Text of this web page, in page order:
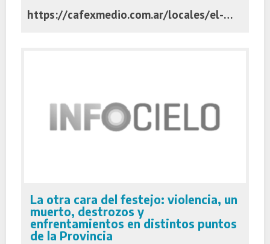
https://cafexmedio.com.ar/locales/el-gobierno-avanza-con-peajes-en-los-corredores-que-unen-vaca-muerta-con-bahia-blanca/
La otra cara del festejo: violencia, un
muerto, destrozos y
enfrentamientos en distintos puntos
de la Provincia